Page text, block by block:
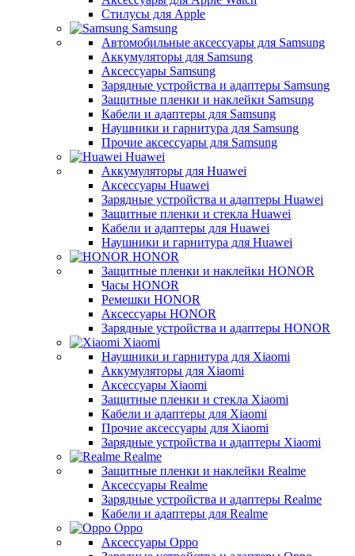
Стилусы для Apple
Samsung
Автомобильные аксессуары для Samsung
Аккумуляторы для Samsung
Аксессуары Samsung
Зарядные устройства и адаптеры Samsung
Защитные пленки и наклейки Samsung
Кабели и адаптеры для Samsung
Наушники и гарнитура для Samsung
Прочие аксессуары для Samsung
Huawei
Аккумуляторы для Huawei
Аксессуары Huawei
Зарядные устройства и адаптеры Huawei
Защитные пленки и стекла Huawei
Кабели и адаптеры для Huawei
Наушники и гарнитура для Huawei
HONOR
Защитные пленки и наклейки HONOR
Часы HONOR
Ремешки HONOR
Аксессуары HONOR
Зарядные устройства и адаптеры HONOR
Xiaomi
Наушники и гарнитура для Xiaomi
Аккумуляторы для Xiaomi
Аксессуары Xiaomi
Защитные пленки и стекла Xiaomi
Кабели и адаптеры для Xiaomi
Прочие аксессуары для Xiaomi
Зарядные устройства и адаптеры Xiaomi
Realme
Защитные пленки и наклейки Realme
Аксессуары Realme
Зарядные устройства и адаптеры Realme
Кабели и адаптеры для Realme
Oppo
Аксессуары Oppo